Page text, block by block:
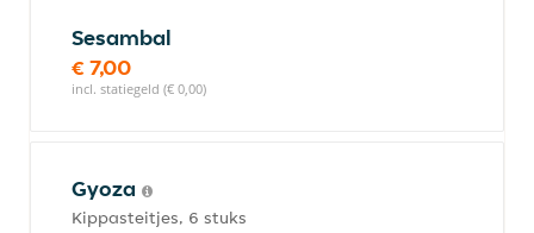
Sesambal
€ 7,00
incl. statiegeld (€ 0,00)
Gyoza
Kippasteitjes, 6 stuks